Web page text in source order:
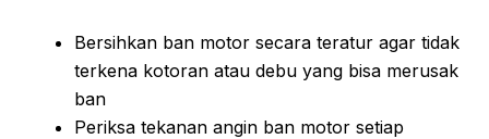
Bersihkan ban motor secara teratur agar tidak
terkena kotoran atau debu yang bisa merusak
ban
Periksa tekanan angin ban motor setiap